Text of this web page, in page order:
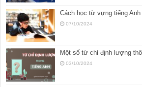
Cách học từ vựng tiếng Anh
07/10/2024
Một số từ chỉ định lượng
03/10/2024